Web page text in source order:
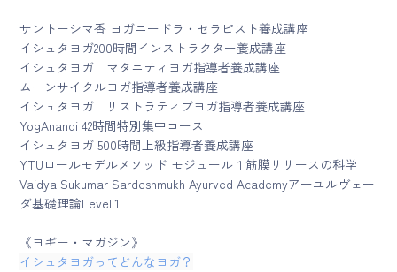
サントーシマ香 ヨガニードラ・セラピスト養成講座
イシュタヨガ200時間インストラクター養成講座
イシュタヨガ マタニティヨガ指導者養成講座
ムーンサイクルヨガ指導者養成講座
イシュタヨガ リストラティブヨガ指導者養成講座
YogAnandi 42時間特別集中コース
イシュタヨガ 500時間上級指導者養成講座
YTUロールモデルメソッド モジュール１筋膜リリースの科学
Vaidya Sukumar Sardeshmukh Ayurved Academyアーユルヴェー
ダ基礎理論Level 1
《ヨギー・マガジン》
イシュタヨガってどんなヨガ？